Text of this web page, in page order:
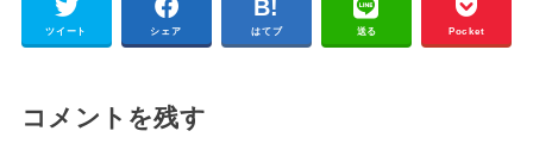
ツイート シェア はてブ 送る Pocket
コメントを残す